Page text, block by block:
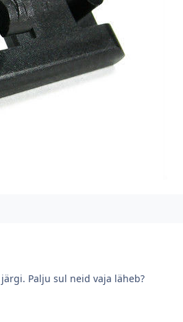
Palju sul neid vaja läheb?